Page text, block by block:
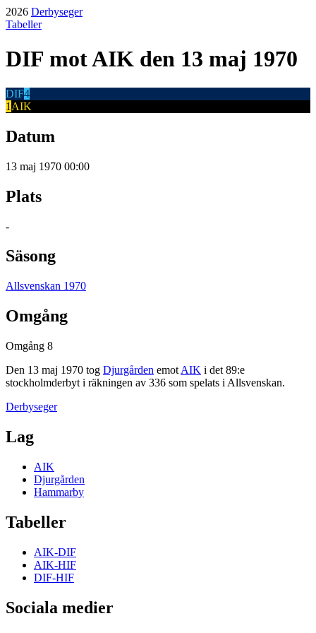
2026 Derbyseger
Tabeller
DIF motAIK den 13 maj 1970
DIF4
1 AIK
Datum
13 maj 1970 00:00
Plats
-
Säsong
Allsvenskan 1970
Omgång
Omgång 8
Den 13 maj 1970 tog Djurgården emot AIK i det 89:e
stockholmderbyt i räkningen av 336 som spelats i Allsvenskan.
Derbyseger
Lag
AIK
Djurgården
Hammarby
Tabeller
AIK-DIF
AIK-HIF
DIF-HIF
Sociala medier